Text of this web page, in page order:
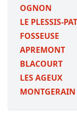
OGNON
LE PLESSIS-
FOSSEUSE
APREMONT
BLACOURT
LES AGEUX
MONTGERAIN